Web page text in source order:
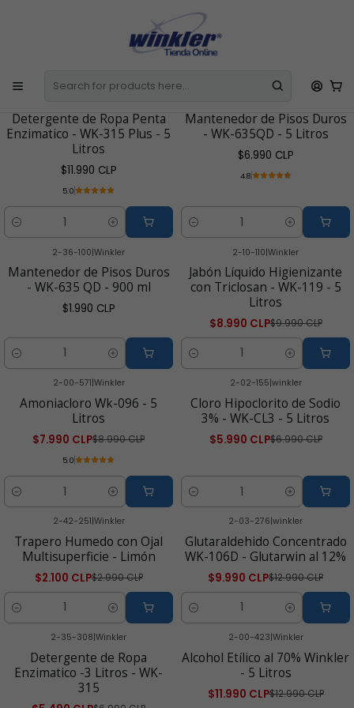
Todos los Productos incluyen IVA La Factura o Boleta se emite de
Detergente de Ropa Penta
Enzimatico - WK-315 Plus - 5
Litros
$11.990 CLP
5.0
Cantidad
Mantenedor de Pisos Duros
- WK-635QD - 5 Litros
$6.990 CLP
4.8
Cantidad
2-36-100|Winkler
Mantenedor de Pisos Duros
- WK-635 QD - 900 ml
$1.990 CLP
Cantidad
2-10-110|Winkler
Jabón Líquido Higienizante
con Triclosan - WK-119 - 5
Litros
$8.990 CLP$9.990 CLP
Cantidad
2-00-571|Winkler
Amoniacloro Wk-096 - 5
Litros
$7.990 CLP$8.990 CLP
5.0
Cantidad
2-02-155|winkler
Cloro Hipoclorito de Sodio
3% - WK-CL3 - 5 Litros
$5.990 CLP$6.990 CLP
Cantidad
2-42-251|Winkler
Trapero Humedo con Ojal
Multisuperficie - Limón
$2.100 CLP$2.990 CLP
Cantidad
2-03-276|winkler
Glutaraldehido Concentrado
WK-106D - Glutarwin al 12%
$9.990 CLP$12.990 CLP
Cantidad
2-35-308|Winkler
Detergente de Ropa
Enzimatico -3 Litros - WK-
315
2-00-423|Winkler
Alcohol Etílico al 70% Winkler
- 5 Litros
$11.990 CLP$12.990 CLP